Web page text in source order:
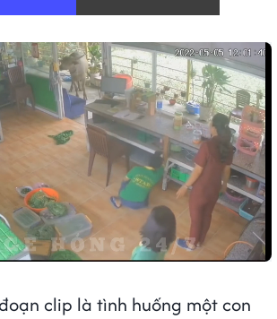
clip là tình huống một con